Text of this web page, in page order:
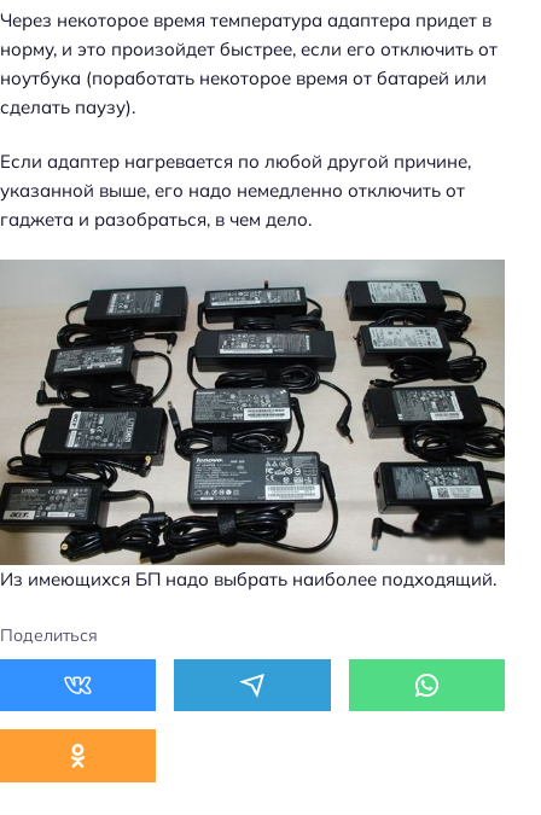
Через некоторое время температура адаптера придет в
норму, и это произойдет быстрее, если его отключить от
ноутбука (поработать некоторое время от батарей или
сделать паузу).
Если адаптер нагревается по любой другой причине,
указанной выше, его надо немедленно отключить от
гаджета и разобраться, в чем дело.
Из имеющихся БП надо выбрать наиболее подходящий.
Поделиться